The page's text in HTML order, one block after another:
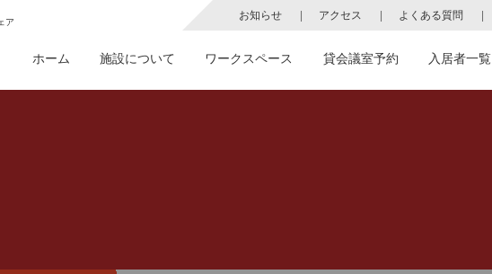
ア
ホーム 施設について ワークスペース 貸会議室予約 入居者一覧
お知らせ アクセス よくある質問